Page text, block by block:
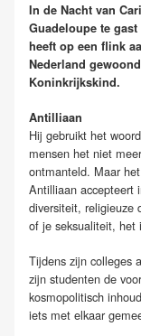
In de Nacht van
Guadeloupe te
heeft op een flink
Nederland
Koninkrijkskind.
Antilliaan
Hij gebruikt het
mensen het niet
ontmanteld. Maar
Antilliaan accepteert
diversiteit, religieuze
of je seksualiteit, het
Tijdens zijn colleges
zijn studenten de
kosmopolitisch
iets met elkaar